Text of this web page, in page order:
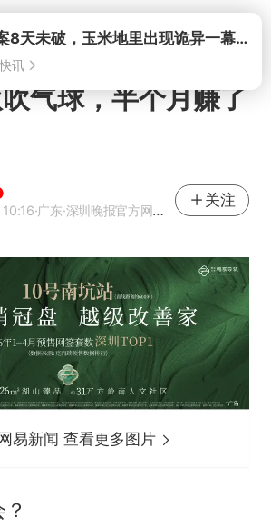
打开
气球，半个月赚了
·广东·深圳晚报官方网易号
关注
易新闻 查看更多图片